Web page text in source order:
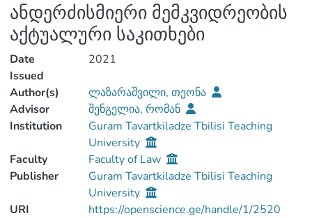
ანდერძისმიერი მემკვიდრეობის
აქტუალური საკითხები
Date
Issued
2021
Author(s)
ლაზარაშვილი, თეონა
Advisor
შენგელია, რომან
Institution
Guram Tavartkiladze Tbilisi Teaching
University
Faculty
Faculty of Law
Publisher
Guram Tavartkiladze Tbilisi Teaching
University
URI
https://openscience.ge/handle/1/2520